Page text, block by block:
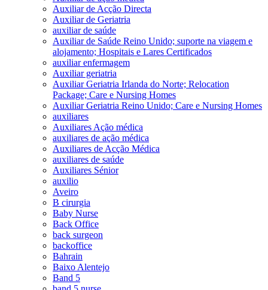
Auxiliar de Acção Directa
Auxiliar de Geriatria
auxiliar de saúde
Auxiliar de Saúde Reino Unido; suporte na viagem e
alojamento; Hospitais e Lares Certificados
auxiliar enfermagem
Auxiliar geriatria
Auxiliar Geriatria Irlanda do Norte; Relocation
Package; Care e Nursing Homes
Auxiliar Geriatria Reino Unido; Care e Nursing Homes
auxiliares
Auxiliares Ação médica
auxiliares de ação médica
Auxiliares de Acção Médica
auxiliares de saúde
Auxiliares Sénior
auxilio
Aveiro
B cirurgia
Baby Nurse
Back Office
back surgeon
backoffice
Bahrain
Baixo Alentejo
Band 5